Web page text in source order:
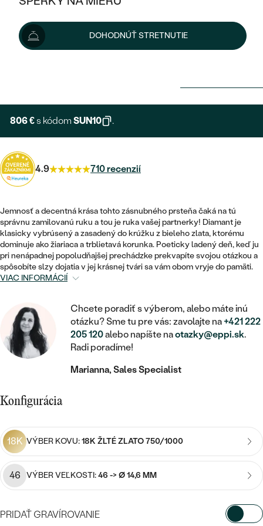
KOMBINOVANÉ ZLATO
PODĽA ŠTÝLU
ETERNITY
VYKROJENÉ
VINTAGE
NETRADIČNÉ
TEPANÉ
RUČNE RYTÉ
SVADOBNÉ SETY
PODĽA CENY
POSTRANNÉ DRAHOKAMY
HALO
VINTAGE
SET ZÁSNUBNÉHO PRSTEŇA A
NETRADIČNÉ
ZOSTAVTE SI PRSTEŇ
ZAČAŤ S PRSTEŇOM
ZAČAŤ S DIAMANTOM
ZAČAŤ S FAREBNÝM DIAMANTOM
PODĽA DRAHOKAMU
MOISSANIT
FAREBNÝ DIAMANT
VÝPREDAJ
ŠPERKY ČO POMÁHAJÚ
NÁUŠNICE
PRSTENE
PRÍVESKY
SETY
PÁNSKE ŠPERKY
DETSKÉ ŠPERKY
BROŠNE
DOPLNKY
PODĽA MATERIÁLU
ZLATÉ
STRIEBORNÉ
PLATINOVÉ
S DIAMANTMI
PLATINOVÉ
NAPICHOVACIE
MINIMALISTICKÉ
VISIACE
SOLITÉR
V TVARE SRDCA
DETSKÉ
PODĽA DRAHOKAMU
S DIAMANTMI
PODĽA CENY
CENOVO DOSTUPNÉ
LUXUSNÉ
ZLATÉ
STRIEBORNÉ
PODĽA ŠTÝLU
SOLITÉR
NARODENIE DIEŤAŤA
SO ZNAMENÍM ZVEROKRUHU
MINIMALISTICKÉ
MEDAILÓNY
RETIAZKY
V TVARE SRDCA
SO ZVIERATAMI
PODĽA DRAHOKAMU
S DIAMANTMI
S DRAHOKAMAMI
S PERLAMI
VÝPREDAJ
STRIEBORNÉ
PODĽA ŠTÝLU
ETERNITY
MINIMALISTICKÉ
STATEMENT
PERSONALIZOVANÉ
PODĽA DRAHOKAMU
S DRAHOKAMAMI
S PERLAMI
PODĽA CENY
DOHODNÚŤ STRETNUTIE
896 €
806 €s kódom SUN10 .
4.9 710 recenzií
Jemnosť a decentná krása tohto zásnubného prsteňa čaká na tú
správnu zamilovanú ruku a tou je ruka vašej partnerky! Diamant je
klasicky vybrúsený a zasadený do krúžku z bieleho zlata, ktorému
dominuje ako žiariaca a trblietavá korunka. Poeticky ladený deň, keď ju
pri nenápadnej popoludňajšej prechádzke prekvapíte svojou otázkou a
spôsobíte slzy dojatia v jej krásnej tvári sa vám obom vryje do pamäti.
VIAC INFORMÁCIÍ
Chcete poradiť s výberom, alebo máte inú
otázku? Sme tu pre vás: zavolajte na+421 222
205 120alebo napíšte naotazky@eppi.sk.
Radi poradíme!
Marianna, Sales Specialist
Konfigurácia
18K VÝBER KOVU:18K ŽLTÉ ZLATO 750/1000
46 VÝBER VEĽKOSTI:46 -> Ø 14,6 MM
PRIDAŤ GRAVÍROVANIE